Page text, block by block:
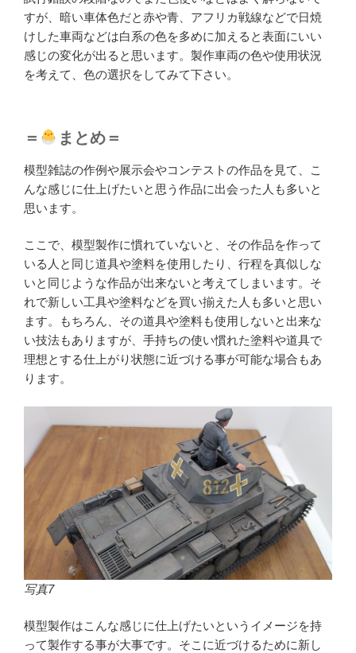
すが、暗い車体色だと赤や青、アフリカ戦線などで日焼
けした車両などは白系の色を多めに加えると表面にいい
感じの変化が出ると思います。製作車両の色や使用状況
を考えて、色の選択をしてみて下さい。
＝ まとめ＝
模型雑誌の作例や展示会やコンテストの作品を見て、こ
んな感じに仕上げたいと思う作品に出会った人も多いと
思います。
ここで、模型製作に慣れていないと、その作品を作って
いる人と同じ道具や塗料を使用したり、行程を真似しな
いと同じような作品が出来ないと考えてしまいます。そ
れで新しい工具や塗料などを買い揃えた人も多いと思い
ます。もちろん、その道具や塗料も使用しないと出来な
い技法もありますが、手持ちの使い慣れた塗料や道具で
理想とする仕上がり状態に近づける事が可能な場合もあ
ります。
写真7
模型製作はこんな感じに仕上げたいというイメージを持
って製作する事が大事です。そこに近づけるために新し